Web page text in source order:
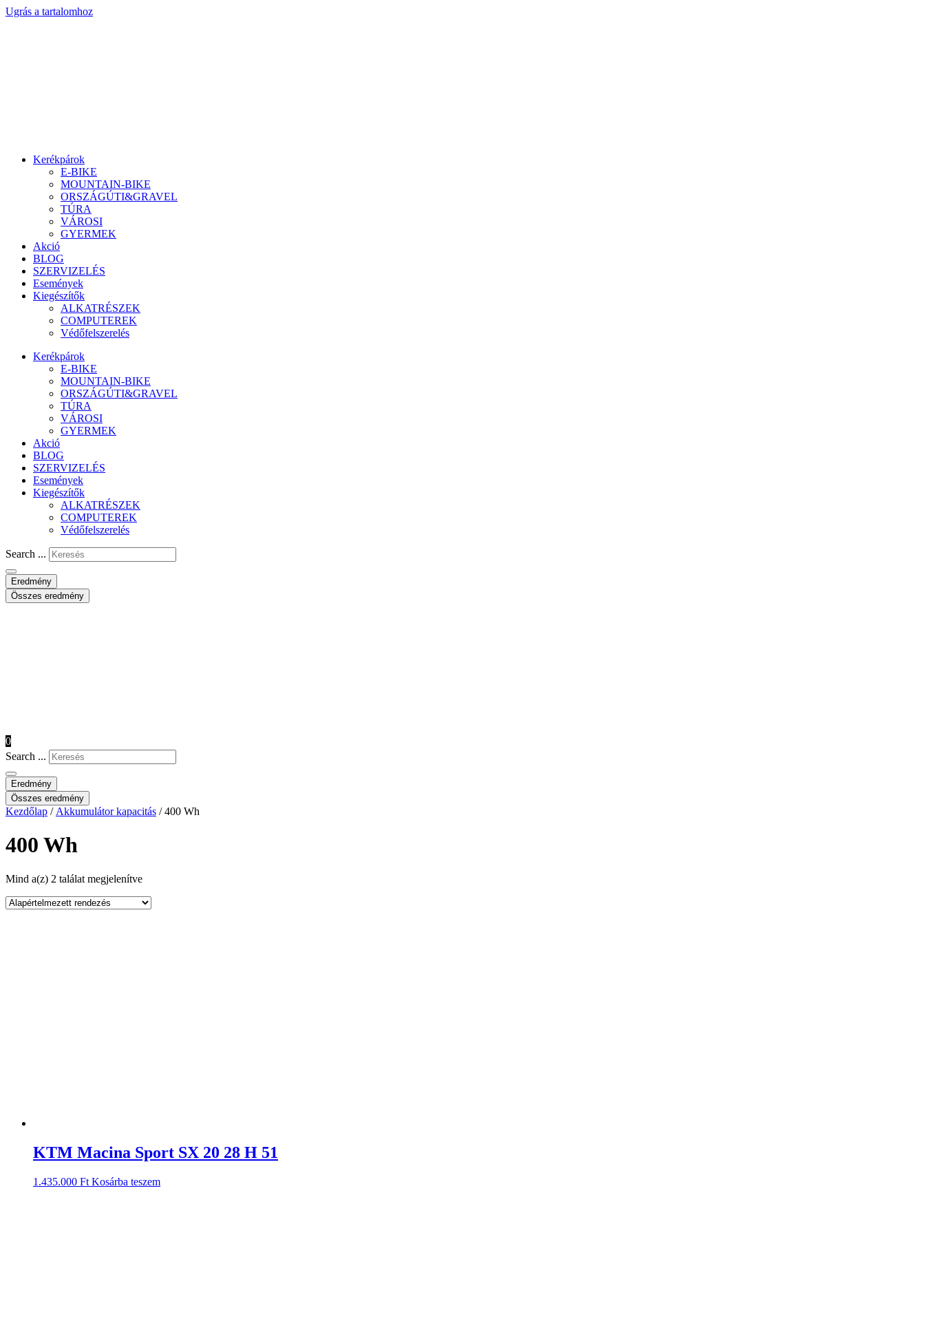
Ugrás a tartalomhoz
Kerékpárok
E-BIKE
MOUNTAIN-BIKE
ORSZÁGÚTI&GRAVEL
TÚRA
VÁROSI
GYERMEK
Akció
BLOG
SZERVIZELÉS
Események
Kiegészítők
ALKATRÉSZEK
COMPUTEREK
Védőfelszerelés
Kerékpárok
E-BIKE
MOUNTAIN-BIKE
ORSZÁGÚTI&GRAVEL
TÚRA
VÁROSI
GYERMEK
Akció
BLOG
SZERVIZELÉS
Események
Kiegészítők
ALKATRÉSZEK
COMPUTEREK
Védőfelszerelés
Search ...
Eredmény
Összes eredmény
0
Search ...
Eredmény
Összes eredmény
Kezdőlap / Akkumulátor kapacitás / 400 Wh
400 Wh
Mind a(z) 2 találat megjelenítve
KTM Macina Sport SX 20 28 H 51
1.435.000 Ft Kosárba teszem